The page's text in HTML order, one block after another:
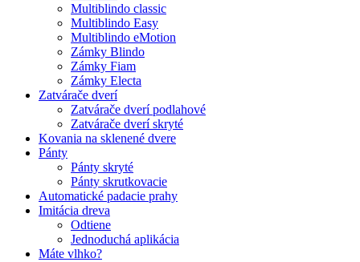
Multiblindo classic
Multiblindo Easy
Multiblindo eMotion
Zámky Blindo
Zámky Fiam
Zámky Electa
Zatvárače dverí
Zatvárače dverí podlahové
Zatvárače dverí skryté
Kovania na sklenené dvere
Pánty
Pánty skryté
Pánty skrutkovacie
Automatické padacie prahy
Imitácia dreva
Odtiene
Jednoduchá aplikácia
Máte vlhko?